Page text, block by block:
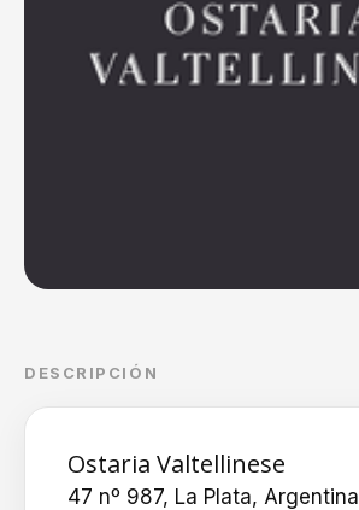
DESCRIPCIÓN
Ostaria Valtellinese
47 nº 987, La Plata, Argentina